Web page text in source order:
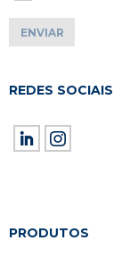
REDES SOCIAIS
PRODUTOS